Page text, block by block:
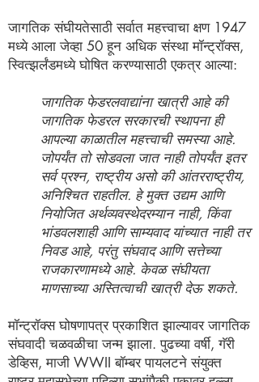
जागतिक संघीयतेसाठी सर्वात महत्त्वाचा क्षण 1947
मध्ये आला जेव्हा 50 हून अधिक संस्था मॉन्ट्रॉक्स,
स्वित्झर्लंडमध्ये घोषित करण्यासाठी एकत्र आल्या:
जागतिक फेडरलवाद्यांना खात्री आहे की
जागतिक फेडरल सरकारची स्थापना ही
आपल्या काळातील महत्त्वाची समस्या आहे.
जोपर्यंत तो सोडवला जात नाही तोपर्यंत इतर
सर्व प्रश्न, राष्ट्रीय असो की आंतरराष्ट्रीय,
अनिश्चित राहतील. हे मुक्त उद्यम आणि
नियोजित अर्थव्यवस्थेदरम्यान नाही, किंवा
भांडवलशाही आणि साम्यवाद यांच्यात नाही तर
निवड आहे, परंतु संघवाद आणि सत्तेच्या
राजकारणामध्ये आहे. केवळ संघीयता
माणसाच्या अस्तित्वाची खात्री देऊ शकते.
मॉन्ट्रॉक्स घोषणापत्र प्रकाशित झाल्यावर जागतिक
संघवादी चळवळीचा जन्म झाला. पुढच्या वर्षी, गॅरी
डेव्हिस, माजी WWII बॉम्बर पायलटने संयुक्त